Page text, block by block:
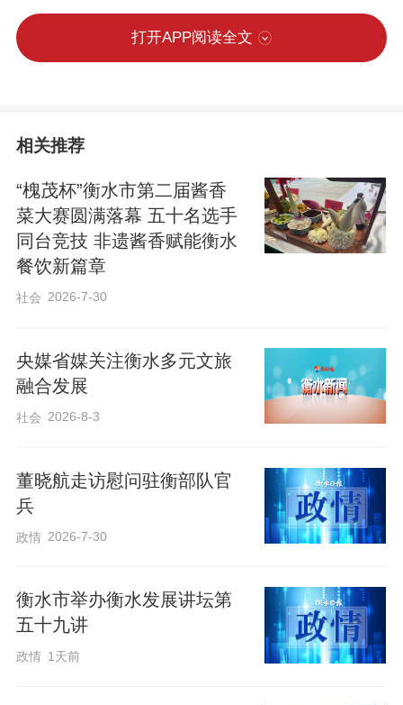
打开APP阅读全文
相关推荐
“槐茂杯”衡水市第二届酱香
菜大赛圆满落幕 五十名选手
同台竞技 非遗酱香赋能衡水
餐饮新篇章
社会 2026-7-30
央媒省媒关注衡水多元文旅
融合发展
社会 2026-8-3
董晓航走访慰问驻衡部队官
兵
政情 2026-7-30
衡水市举办衡水发展讲坛第
五十九讲
政情 1天前